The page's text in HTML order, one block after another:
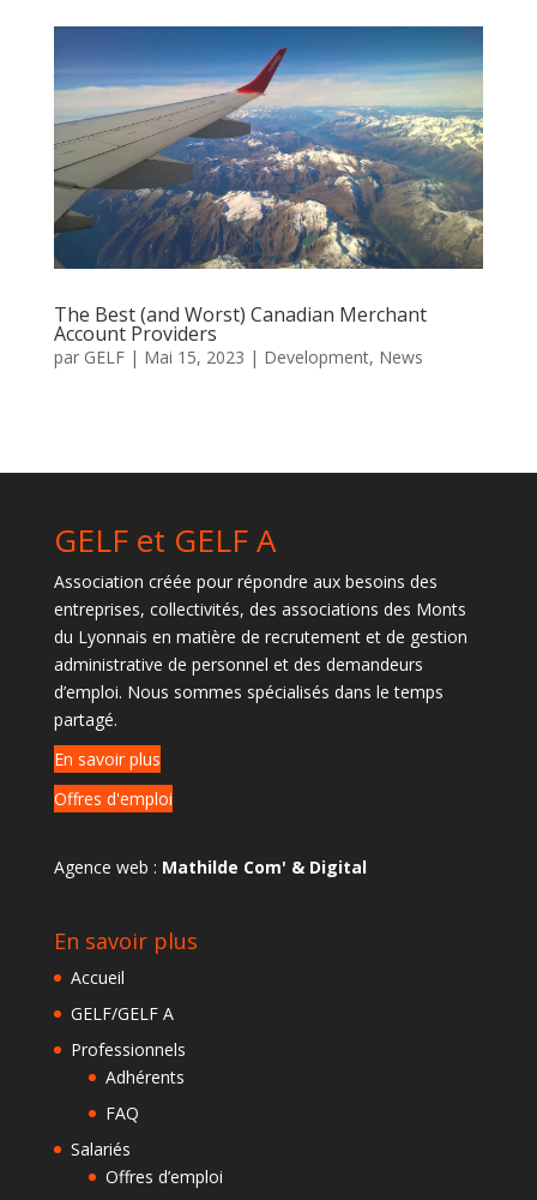
The Best (and Worst) Canadian Merchant
Account Providers
par GELF| Mai 15, 2023 | Development, News
GELF et GELF A
Association créée pour répondre aux besoins des
entreprises, collectivités, des associations des Monts
du Lyonnais en matière de recrutement et de gestion
administrative de personnel et des demandeurs
d’emploi. Nous sommes spécialisés dans le temps
partagé.
En savoir plus
Offres d'emploi
Agence web : Mathilde Com' & Digital
En savoir plus
Accueil
GELF/GELF A
Professionnels
Adhérents
FAQ
Salariés
Offres d’emploi